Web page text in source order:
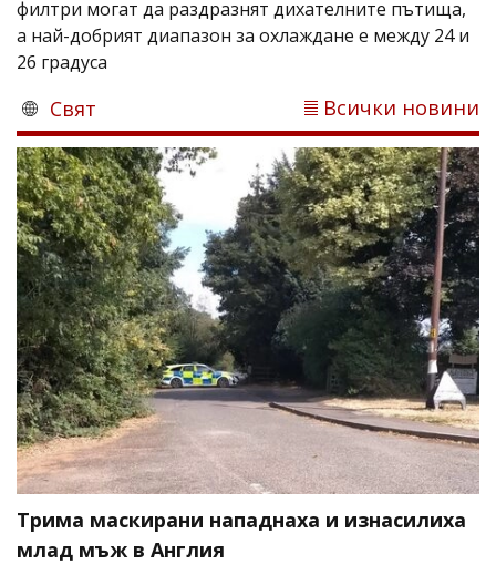
филтри могат да раздразнят дихателните пътища,
а най-добрият диапазон за охлаждане е между 24 и
26 градуса
Свят Всички новини
Трима маскирани нападнаха и изнасилиха
млад мъж в Англия